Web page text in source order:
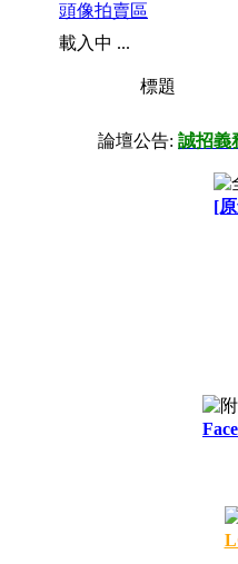
頭像拍賣區
載入中 ...
標題
論壇公告: 誠招義
[